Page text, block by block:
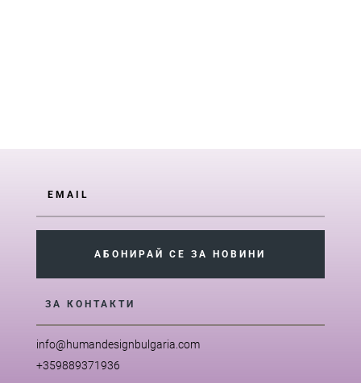
АБОНИРАЙ СЕ ЗА НОВИНИ
ЗА КОНТАКТИ
info@humandesignbulgaria.com
+359889371936